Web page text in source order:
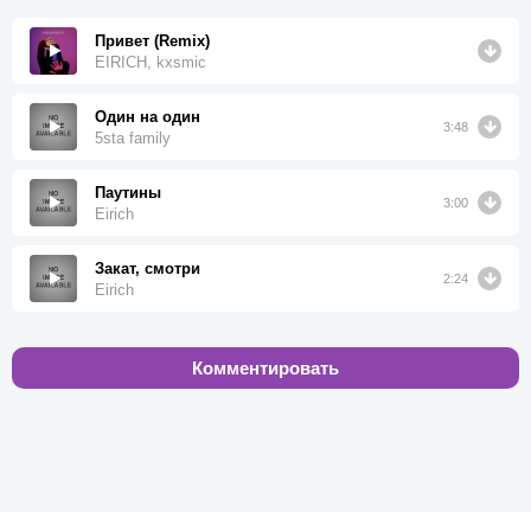
Привет (Remix)
EIRICH, kxsmic
Один на один
5sta family
3:48
Паутины
Eirich
3:00
Закат, смотри
Eirich
2:24
Комментировать